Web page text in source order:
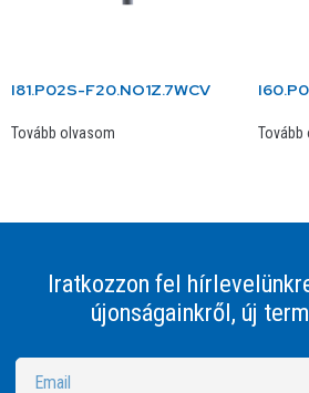
I81.P02S-F20.NO1Z.7WCV
Tovább olvasom Tovább
Iratkozzon fel
újonságainkről, új